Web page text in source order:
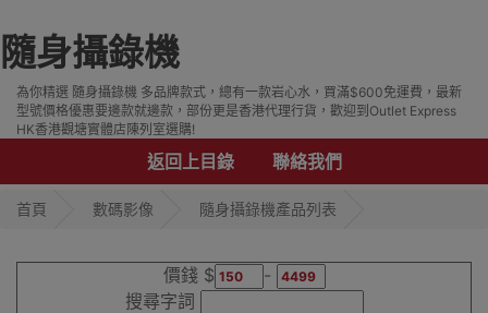
隨身攝錄機
為你精選 隨身攝錄機 多品牌款式，總有一款岩心水，買滿$600免運費，最新
型號價格優惠要邊款就邊款，部份更是香港代理行貨，歡迎到Outlet Express
HK香港觀塘實體店陳列室選購!
返回上目錄 聯絡我們
首頁 數碼影像 隨身攝錄機產品列表
價錢 $
-
搜尋字詞